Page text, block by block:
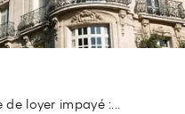
de loyer impayé :...